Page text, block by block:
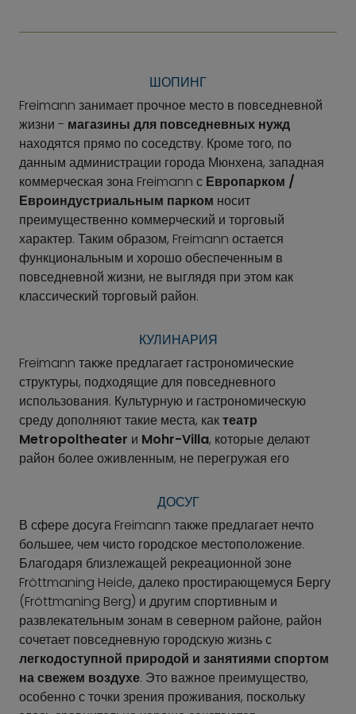
ШОПИНГ
Freimann занимает прочное место в повседневной
жизни - магазины для повседневных нужд
находятся прямо по соседству. Кроме того, по
данным администрации города Мюнхена, западная
коммерческая зона Freimann с Европарком /
Евроиндустриальным парком носит
преимущественно коммерческий и торговый
характер. Таким образом, Freimann остается
функциональным и хорошо обеспеченным в
повседневной жизни, не выглядя при этом как
классический торговый район.
КУЛИНАРИЯ
Freimann также предлагает гастрономические
структуры, подходящие для повседневного
использования. Культурную и гастрономическую
среду дополняют такие места, кактеатр
Metropoltheater и Mohr-Villa, которые делают
район более оживленным, не перегружая его
ДОСУГ
В сфере досуга Freimann также предлагает нечто
большее, чем чисто городское местоположение.
Благодаря близлежащей рекреационной зоне
Fröttmaning Heide, далеко простирающемуся Бергу
(Fröttmaning Berg) и другим спортивным и
развлекательным зонам в северном районе, район
сочетает повседневную городскую жизнь с
легкодоступной природой и занятиями спортом
на свежем воздухе. Это важное преимущество,
особенно с точки зрения проживания, поскольку